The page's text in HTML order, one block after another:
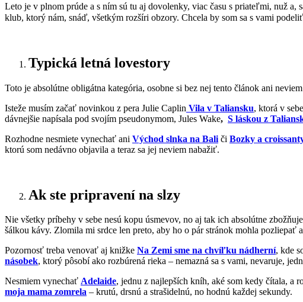
Leto je v plnom prúde a s ním sú tu aj dovolenky, viac času s priateľmi, nuž a,
klub, ktorý nám, snáď, všetkým rozšíri obzory. Chcela by som sa s vami
Typická letná lovestory
Toto je absolútne obligátna kategória, osobne si bez nej tento článok ani
Isteže musím začať novinkou z pera Julie Caplin Vila v Taliansku, ktorá v
dávnejšie napísala pod svojím pseudonymom, Jules Wake, S láskou z
Rozhodne nesmiete vynechať ani Východ slnka na Bali či Bozky a
ktorú som nedávno objavila a teraz sa jej neviem nabažiť.
Ak ste pripravení na slzy
Nie všetky príbehy v sebe nesú kopu úsmevov, no aj tak ich absolútne
šálkou kávy. Zlomila mi srdce len preto, aby ho o pár stránok mohla pozliepať
Pozornosť treba venovať aj knižke Na Zemi sme na chvíľku nádherní, kde
násobek, ktorý pôsobí ako rozbúrená rieka – nemazná sa s vami, nevaruje,
Nesmiem vynechať Adelaide, jednu z najlepších kníh, aké som kedy čítala, a
moja mama zomrela – krutú, drsnú a strašidelnú, no hodnú každej sekundy.